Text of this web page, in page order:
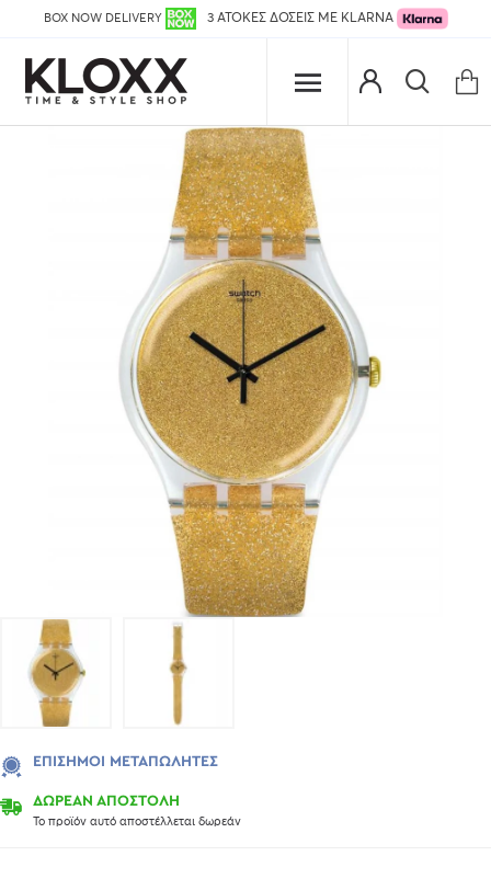
BOX NOW DELIVERY 3 ΑΤΟΚΕΣ ΔΟΣΕΙΣ ΜΕ KLARNA
ΔΩΡΕΑΝ ΑΠΟΣΤΟΛΗ
Το προϊόν αυτό αποστέλλεται δωρεάν
ΕΠΊΣΗΜΟΙ ΜΕΤΑΠΩΛΗΤΈΣ